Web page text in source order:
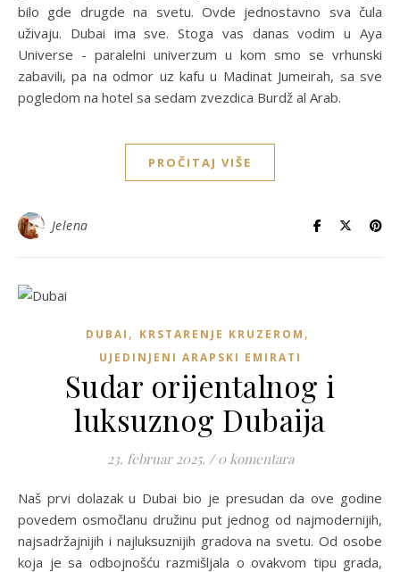
bilo gde drugde na svetu. Ovde jednostavno sva čula
uživaju. Dubai ima sve. Stoga vas danas vodim u Aya
Universe - paralelni univerzum u kom smo se vrhunski
zabavili, pa na odmor uz kafu u Madinat Jumeirah, sa sve
pogledom na hotel sa sedam zvezdica Burdž al Arab.
PROČITAJ VIŠE
Jelena
DUBAI , KRSTARENJE KRUZEROM ,
UJEDINJENI ARAPSKI EMIRATI
Sudar orijentalnog i
luksuznog Dubaija
23. februar 2025. / 0 komentara
Naš prvi dolazak u Dubai bio je presudan da ove godine
povedem osmočlanu družinu put jednog od najmodernijih,
najsadržajnijih i najluksuznijih gradova na svetu. Od osobe
koja je sa odbojnošću razmišljala o ovakvom tipu grada,